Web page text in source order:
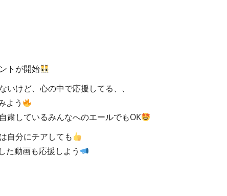
トが開始
いけど、心の中で応援してる、、
よう
粛しているみんなへのエールでもOK
自分にチアしても
た動画も応援しよう